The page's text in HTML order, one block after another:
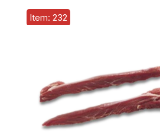
Item: 232